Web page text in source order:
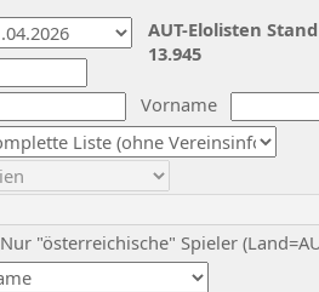
Vorname
Nur "österreichische" Spieler
AUT-Elolisten
13.945